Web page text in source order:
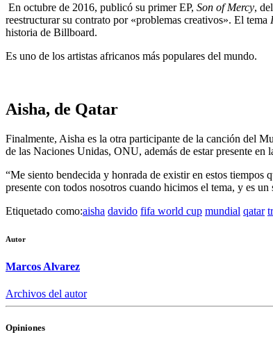
En octubre de 2016, publicó su primer EP, Son of Mercy,
reestructurar su contrato por «problemas creativos». El tema
historia de Billboard.
Es uno de los artistas africanos más populares del mundo.
Aisha, de Qatar
Finalmente, Aisha es la otra participante de la canción del
de las Naciones Unidas, ONU, además de estar presente
“Me siento bendecida y honrada de existir en estos tiempos
presente con todos nosotros cuando hicimos el tema, y es
Etiquetado como:aisha davido fifa world cup mundial qatar
Autor
Marcos Alvarez
Archivos del autor
Opiniones